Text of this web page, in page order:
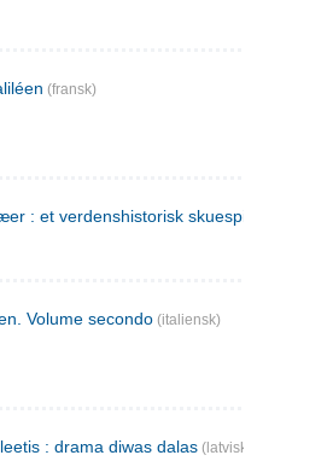
(fransk)
: et verdenshistorisk skuespil
Volume secondo (italiensk)
: drama diwas dalas (latvisk)